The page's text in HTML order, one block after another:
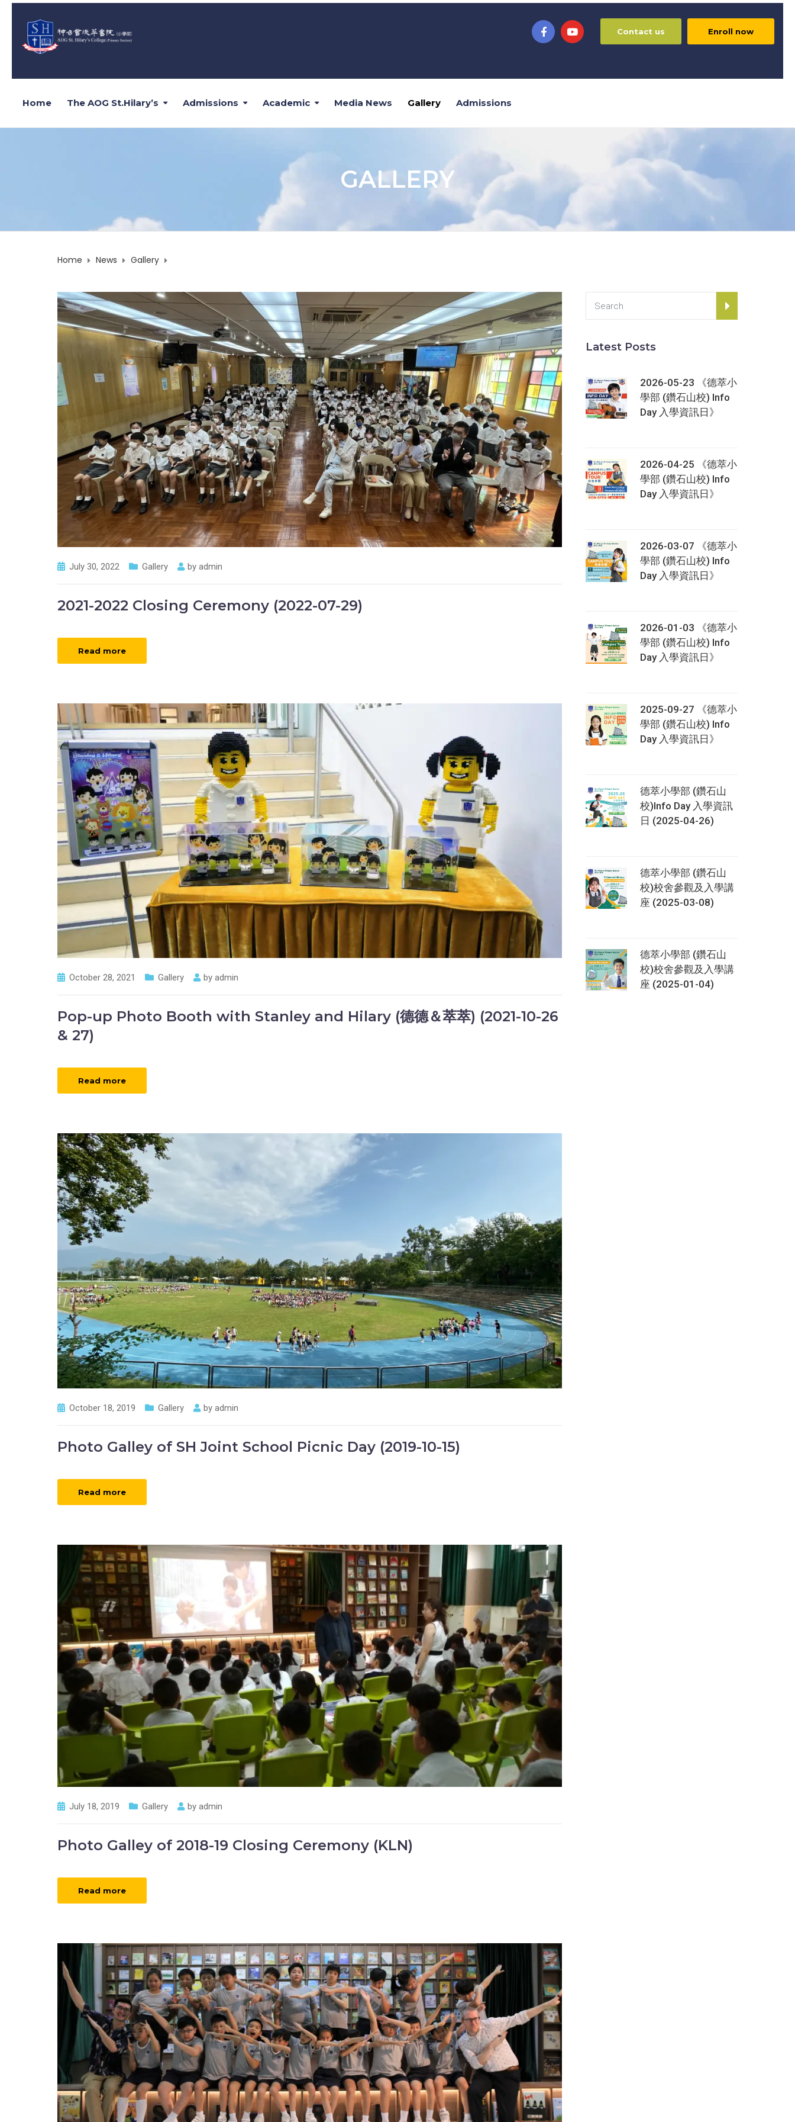
Contact us Enroll now
Home The AOG St.Hilary’s Admissions Academic Media News Gallery Admissions
GALLERY
Home News Gallery
July 30, 2022 Gallery by admin
2021-2022 Closing Ceremony (2022-07-29)
Read more
October 28, 2021 Gallery by admin
Pop-up Photo Booth with Stanley and Hilary (德德＆萃萃) (2021-10-26
& 27)
Read more
October 18, 2019 Gallery by admin
Photo Galley of SH Joint School Picnic Day (2019-10-15)
Read more
July 18, 2019 Gallery by admin
Photo Galley of 2018-19 Closing Ceremony (KLN)
Read more
Latest Posts
2026-05-23 《德萃小
學部 (鑽石山校) Info
Day 入學資訊日》
2026-04-25 《德萃小
學部 (鑽石山校) Info
Day 入學資訊日》
2026-03-07 《德萃小
學部 (鑽石山校) Info
Day 入學資訊日》
2026-01-03 《德萃小
學部 (鑽石山校) Info
Day 入學資訊日》
2025-09-27 《德萃小
學部 (鑽石山校) Info
Day 入學資訊日》
德萃小學部 (鑽石山
校)Info Day 入學資訊
日 (2025-04-26)
德萃小學部 (鑽石山
校)校舍參觀及入學講
座 (2025-03-08)
德萃小學部 (鑽石山
校)校舍參觀及入學講
座 (2025-01-04)